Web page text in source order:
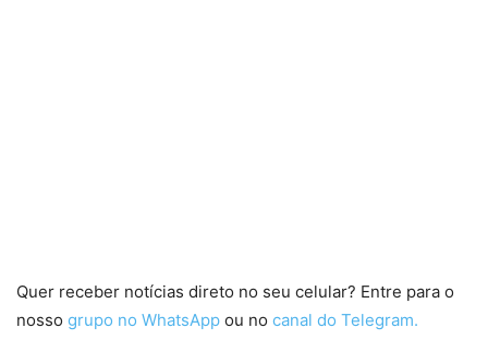
Quer receber notícias direto no seu celular? Entre para o
nosso grupo no WhatsApp ou no canal do Telegram.